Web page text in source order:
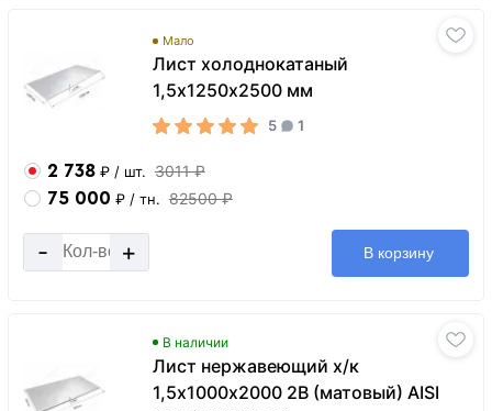
Мало
Лист холоднокатаный
1,5х1250х2500 мм
5 1
2 738 ₽ / шт. 3011 ₽
75 000 ₽ / тн. 82500 ₽
- + В корзину
В наличии
Лист нержавеющий х/к
1,5х1000х2000 2B (матовый) AISI